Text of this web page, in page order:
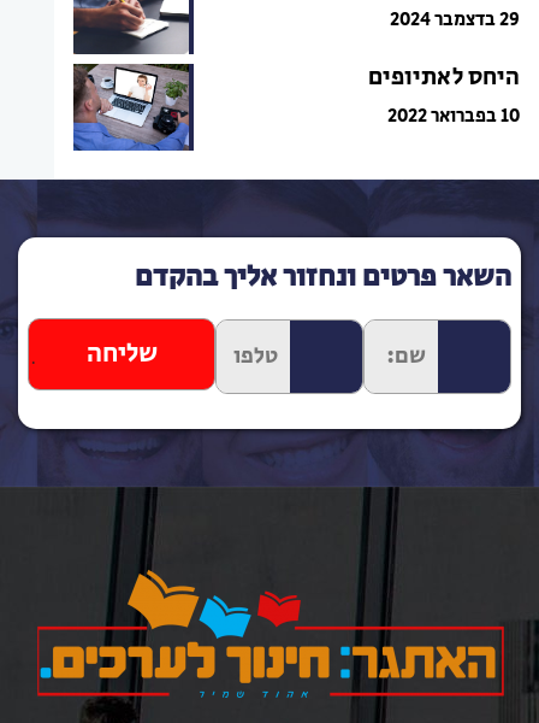
29 בדצמבר 2024
היחס לאתיופים
10 בפברואר 2022
השאר פרטים ונחזור אליך בהקדם